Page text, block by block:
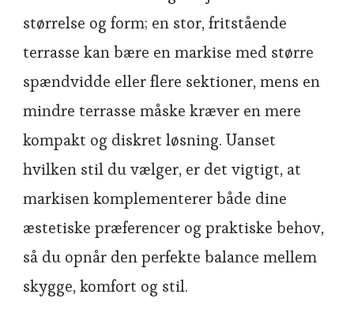
størrelse og form; en stor, fritstående
terrasse kan bære en markise med større
spændvidde eller flere sektioner, mens en
mindre terrasse måske kræver en mere
kompakt og diskret løsning. Uanset
hvilken stil du vælger, er det vigtigt, at
markisen komplementerer både dine
æstetiske præferencer og praktiske behov,
så du opnår den perfekte balance mellem
skygge, komfort og stil.